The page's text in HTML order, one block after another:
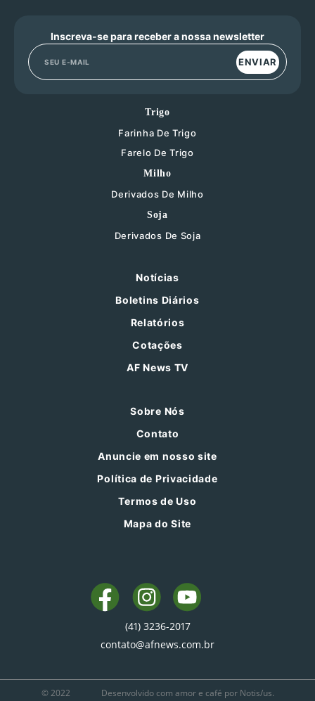
Inscreva-se para receber a nossa newsletter
ENVIAR
Trigo
Farinha De Trigo
Farelo De Trigo
Milho
Derivados De Milho
Soja
Derivados De Soja
Notícias
Boletins Diários
Relatórios
Cotações
AF News TV
Sobre Nós
Contato
Anuncie em nosso site
Política de Privacidade
Termos de Uso
Mapa do Site
(41) 3236-2017
contato@afnews.com.br
© 2022 Desenvolvido com amor e café por Notis/us.